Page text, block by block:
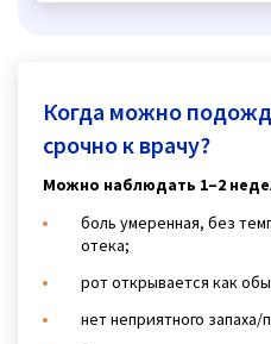
Когда можно
срочно к врачу?
Можно наблюдать 1–2
боль умеренная, без
отека;
рот открывается как
нет неприятного запаха/